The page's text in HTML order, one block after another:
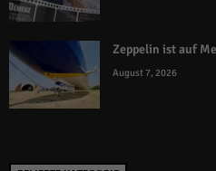
Zeppelin ist auf
August 7, 2026